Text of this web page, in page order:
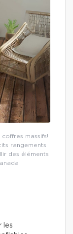
coffres massifs!
rangements
des éléments
les